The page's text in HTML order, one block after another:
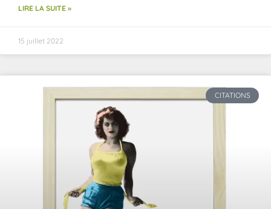
LIRE LA SUITE »
15 juillet 2022
CITATIONS